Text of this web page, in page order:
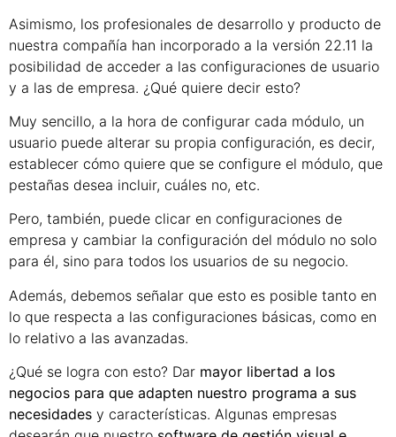
Asimismo, los profesionales de desarrollo y producto de
nuestra compañía han incorporado a la versión 22.11 la
posibilidad de acceder a las configuraciones de usuario
y a las de empresa. ¿Qué quiere decir esto?
Muy sencillo, a la hora de configurar cada módulo, un
usuario puede alterar su propia configuración, es decir,
establecer cómo quiere que se configure el módulo, que
pestañas desea incluir, cuáles no, etc.
Pero, también, puede clicar en configuraciones de
empresa y cambiar la configuración del módulo no solo
para él, sino para todos los usuarios de su negocio.
Además, debemos señalar que esto es posible tanto en
lo que respecta a las configuraciones básicas, como en
lo relativo a las avanzadas.
¿Qué se logra con esto? Dar mayor libertad a los
negocios para que adapten nuestro programa a sus
necesidades y características. Algunas empresas